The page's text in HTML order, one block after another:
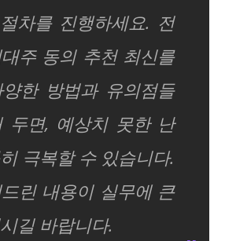
차를 진행하세요. 전
주 동의 추천 최신를
한 방법과 유의점들
두면, 예상치 못한 난
극복할 수 있습니다.
린 내용이 실무에 큰
길 바랍니다.